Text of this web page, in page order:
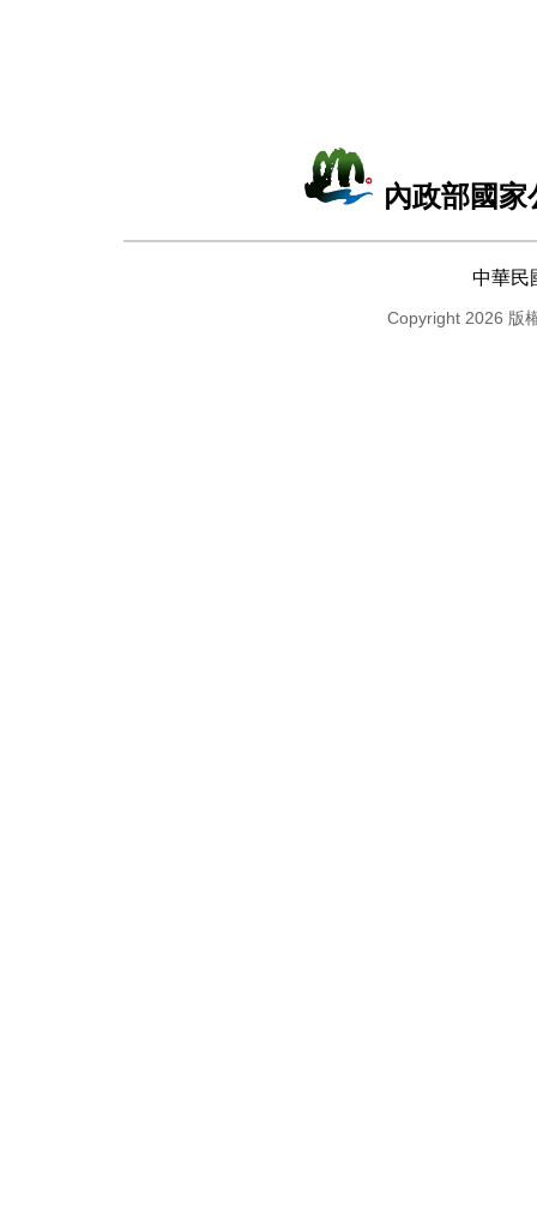
內政部國
中華民
Copyright 2026 版